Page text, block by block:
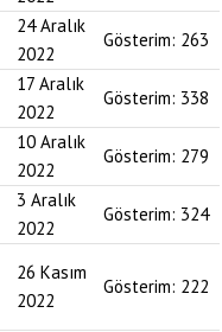
24 Aralık
2022
Gösterim: 263
17 Aralık
2022
Gösterim: 338
10 Aralık
2022
Gösterim: 279
3 Aralık
2022
Gösterim: 324
26 Kasım
2022
Gösterim: 222